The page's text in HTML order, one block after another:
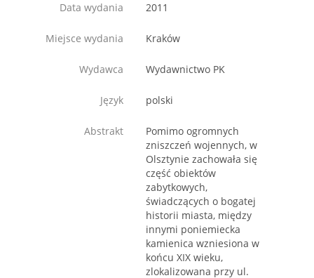
Data wydania 2011
Miejsce wydania Kraków
Wydawca Wydawnictwo PK
Język polski
Abstrakt
Pomimo ogromnych
zniszczeń wojennych, w
Olsztynie zachowała się
część obiektów
zabytkowych,
świadczących o bogatej
historii miasta, między
innymi poniemiecka
kamienica wzniesiona w
końcu XIX wieku,
zlokalizowana przy ul.